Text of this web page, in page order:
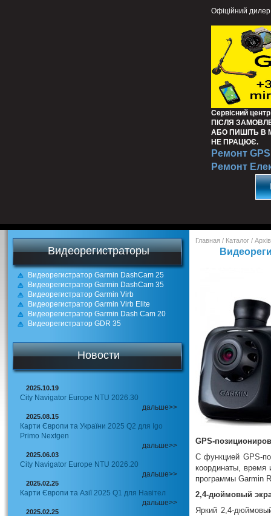
Офіційний дилер
Сервісний
ПІСЛЯ
АБО ПИШІТЬ В
НЕ ПРАЦЮЄ.
Ремонт GPS
Ремонт
Видеорегистраторы
Видеорегистратор Garmin DashCam 25
Видеорегистратор Garmin DashCam 35
Видеoрегистратор Garmin Virb
Видеорегистратор Garmin Virb Elite
Видеорегистратор Garmin Dash Cam 20
Видеорегистратор GDR 35
Новости
2025.10.19
City Navigator Europe NTU 2026.30
дальше>>
2025.08.15
Карти Європи та України 2025 Q2 для Igo
Primo Nextgen
дальше>>
2025.06.03
City Navigator Europe NTU 2026.20
дальше>>
2025.02.25
Карти Європи та Азії 2025 Q1 для Навітел
дальше>>
2025.02.25
Главная / Каталог / Архів
GPS-
С функцией GPS-
координаты,
программы Garmin
2,4-дюймовый
Яркий 2,4-